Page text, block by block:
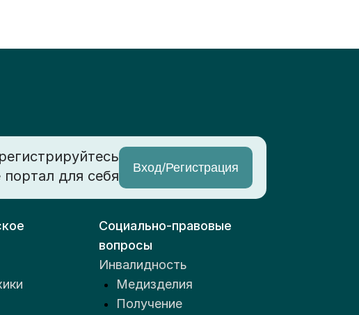
портал для себя
Вход/Регистрация
Социально-правовые
вопросы
Инвалидность
Медизделия
Получение